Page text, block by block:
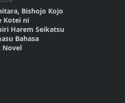
Bishojo Kojo
Kotei ni
Harem Seikatsu
Bahasa
Novel